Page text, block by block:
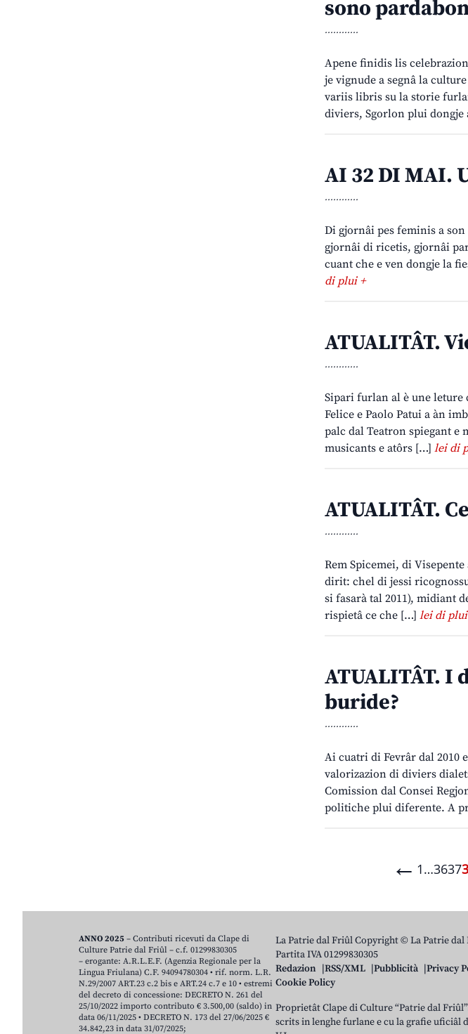
sono
............
Apene finidis lis
je vignude a segnâ la
variis libris su la storie
diviers, Sgorlon plui dongje
AI 32 DI MAI.
............
Di gjornâi pes feminis a
gjornâi di ricetis, gjornâi
cuant che e ven dongje la
di plui +
ATUALITÂT.
............
Sipari furlan al è une leture
Felice e Paolo Patui a àn
palc dal Teatron spiegant
musicants e atôrs […] lei di
ATUALITÂT.
............
Rem Spicemei, di
dirit: chel di jessi
si fasarà tal 2011), midiant
rispietâ ce che […] lei di plui
ATUALITÂT. I
buride?
............
Ai cuatri di Fevrâr dal 2010
valorizazion di diviers
Comission dal Consei
politiche plui diferente. A
← 1…3637
La Patrie dal Friûl Copyright © La Patrie dal
Partita IVA 01299830305
Redazion
RSS/XML Pubblicità
Privacy
Cookie Policy
Proprietât Clape di Culture “Patrie dal
scrits in lenghe furlane e cu la grafie uficiâl
ANNO 2025 – Contributi ricevuti da Clape di
Culture Patrie dal Friûl – c.f. 01299830305
– erogante: A.R.L.E.F. (Agenzia Regionale per la
Lingua Friulana) C.F. 94094780304 • rif. norm. L.R.
N.29/2007 ART.23 c.2 bis e ART.24 c.7 e 10 • estremi
del decreto di concessione: DECRETO N. 261 del
25/10/2022 importo contributo € 3.500,00 (saldo) in
data 06/11/2025 • DECRETO N. 173 del 27/06/2025 €
34.842,23 in data 31/07/2025;